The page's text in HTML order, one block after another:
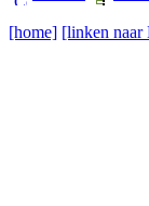
[home] [linken